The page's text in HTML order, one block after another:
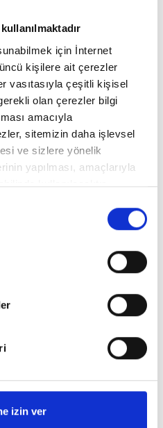
için İnternet
kişilere ait çerezler
vasıtasıyla çeşitli kişisel
olan çerezler bilgi
amacıyla
sitemizin daha işlevsel
ve sizlere yönelik
yapılması, amaçlarıyla
kullanılacaktır.
Çerezlere ilişkin detaylı bilgi
Çerez Bilgilendirme
Kanunu uyarınca
kapsamında
ile ilgili daha
izin ver
ANNELER BİR ARAYA GELDİ